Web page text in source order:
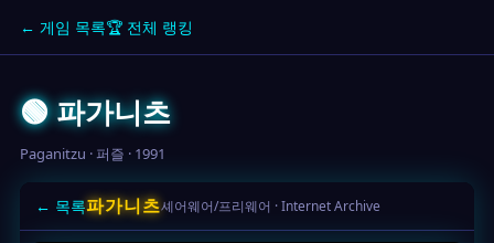
← 게임 목록🏆 전체 랭킹
🟢 파가니츠
Paganitzu · 퍼즐 · 1991